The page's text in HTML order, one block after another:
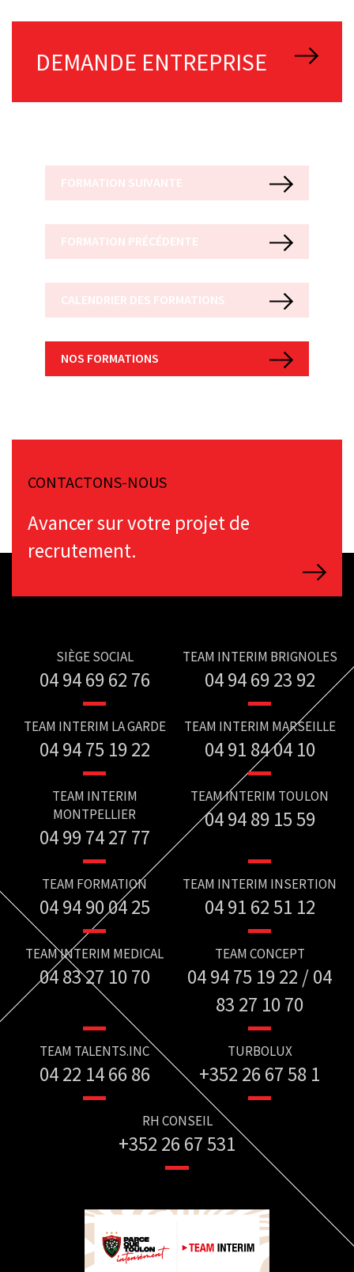
FORMATION SUIVANTE
FORMATION PRÉCÉDENTE
CALENDRIER DES FORMATIONS
NOS FORMATIONS
DEMANDE ENTREPRISE
CONTACTONS-NOUS
Avancer sur votre projet de
recrutement.
SIÈGE SOCIAL
04 94 69 62 76
TEAM INTERIM BRIGNOLES
04 94 69 23 92
TEAM INTERIM LA GARDE
04 94 75 19 22
TEAM INTERIM MARSEILLE
04 91 84 04 10
TEAM INTERIM
MONTPELLIER
04 99 74 27 77
TEAM INTERIM TOULON
04 94 89 15 59
TEAM FORMATION
04 94 90 04 25
TEAM INTERIM INSERTION
04 91 62 51 12
TEAM INTERIM MEDICAL
04 83 27 10 70
TEAM CONCEPT
04 94 75 19 22 / 04
83 27 10 70
TEAM TALENTS.INC
04 22 14 66 86
TURBOLUX
+352 26 67 58 1
RH CONSEIL
+352 26 67 531